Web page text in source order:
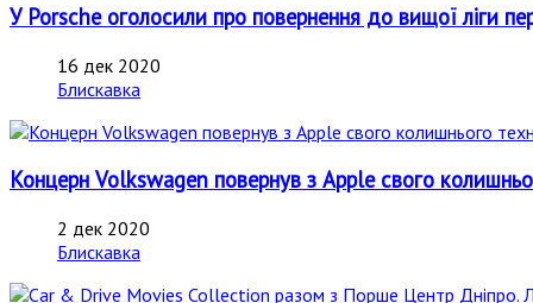
У Porsche оголосили про повернення до вищої ліги
16 дек 2020
Блискавка
Концерн Volkswagen повернув з Apple свого
2 дек 2020
Блискавка